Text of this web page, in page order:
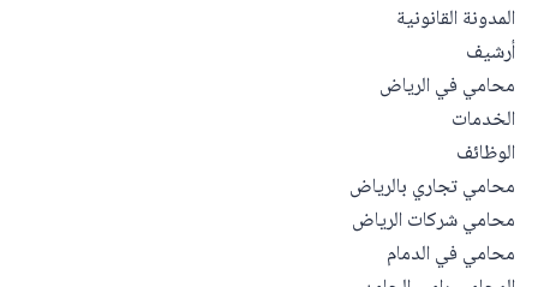
المدونة القانونية
أرشيف
محامي في الرياض
الخدمات
الوظائف
محامي تجاري بالرياض
محامي شركات الرياض
محامي في الدمام